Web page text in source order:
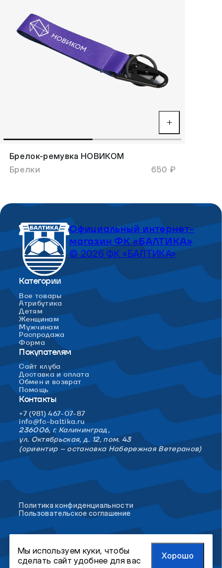
Брелок-ремувка НОВИКОМ
Брелки
650 ₽
Официальный интернет-
магазин ФК «БАЛТИКА»
© 2026 ФК «БАЛТИКА»
Категории
Все товары
Атрибутика
Детям
Женщинам
Мужчинам
Распродажа
Форма
Покупателям
Сайт клуба
Доставка и оплата
Обмен и возврат
Помощь
Контакты
+7 (981) 467-07-87
info@fc-baltika.ru
236006, г. Калининград,
ул. Октябрьская, д. 12, пом. 43
(ориентир – остановка Набережная Ветеранов)
Политика конфиденциальности
Пользовательское соглашение
Мы используем куки, чтобы
сделать сайт удобнее для вас
Хорошо